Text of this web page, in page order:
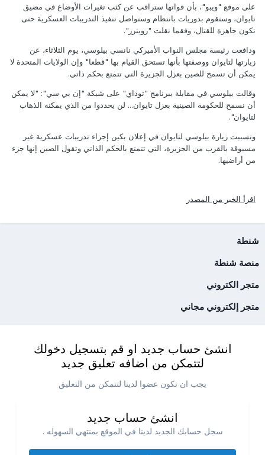
على موقع "ويبو"، بأن قواتها ستراقب عن كثب تغيرات الأوضاع في مضيق
تايوان، وستقوم بدوريات بانتظام وستواصل تنفيذ التدريبات العسكرية حتى
تكون جاهزة للقتال، وفقما نقلت "رويترز".
ودافعت رئيسة مجلس النواب الأميركي نانسي بيلوسي، يوم الثلاثاء، عن
زيارتها لتايوان ووصفتها بأنها تستحق القيام بها "قطعا" وإن الولايات المتحدة لا
يمكن أن تسمح للصين بعزل الجزيرة التي تتمتع بحكم ذاتي.
وقالت بيلوسي في مقابلة ببرنامج "توداي" على شبكة "إن بي سي": "لا يمكن
أن نسمح للحكومة الصينية بعزل تايوان... لن يحددوا من الذي يمكنه الذهاب
لتايوان".
وتسببت زيارة بيلوسي لتايوان في إعلان بكين إجراء تدريبات عسكرية غير
مسبوقة بالقرب من الجزيرة، التي تتمتع بالحكم الذاتي وتقول الصين إنها جزء
من أراضيها.
اقرأ الخبر من المصدر
شنطة
منصة شنطة
متجر الكتروني
متجر إلكتروني مجاني
انشئ حساب جديد او قم بتسجيل دخولك
لتتمكن من اضافه تعليق جديد
يجب ان تكون عضوا لدينا لتتمكن من التعليق
انشئ حساب جديد
سجل حسابك الجديد لدينا في الموقع بمنتهي السهوله .